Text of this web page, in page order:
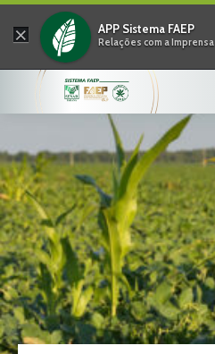
× APP Sistema FAEP
Relações com a Imprensa